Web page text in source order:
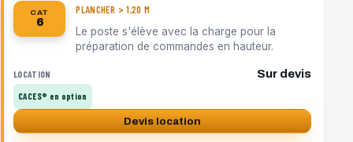
CAT
6
PLANCHER > 1,20 M
Le poste s'élève avec la charge pour la
préparation de commandes en hauteur.
LOCATION Sur devis
CACES® en option
Devis location